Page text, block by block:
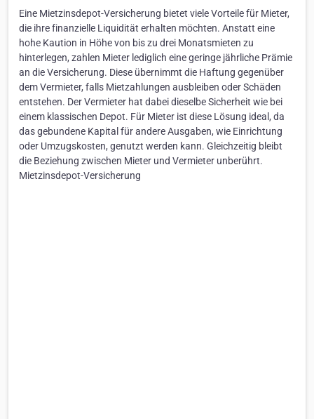
Eine Mietzinsdepot-Versicherung bietet viele Vorteile für Mieter,
die ihre finanzielle Liquidität erhalten möchten. Anstatt eine
hohe Kaution in Höhe von bis zu drei Monatsmieten zu
hinterlegen, zahlen Mieter lediglich eine geringe jährliche Prämie
an die Versicherung. Diese übernimmt die Haftung gegenüber
dem Vermieter, falls Mietzahlungen ausbleiben oder Schäden
entstehen. Der Vermieter hat dabei dieselbe Sicherheit wie bei
einem klassischen Depot. Für Mieter ist diese Lösung ideal, da
das gebundene Kapital für andere Ausgaben, wie Einrichtung
oder Umzugskosten, genutzt werden kann. Gleichzeitig bleibt
die Beziehung zwischen Mieter und Vermieter unberührt.
Mietzinsdepot-Versicherung